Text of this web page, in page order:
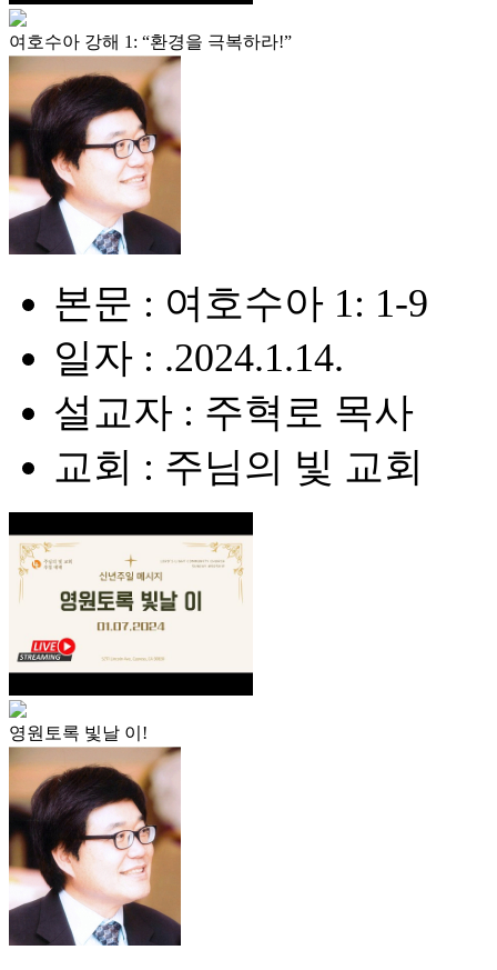
여호수아 강해 1: “환경을 극복하라!”
본문 : 여호수아 1: 1-9
일자 : .2024.1.14.
설교자 : 주혁로 목사
교회 : 주님의 빛 교회
영원토록 빛날 이!